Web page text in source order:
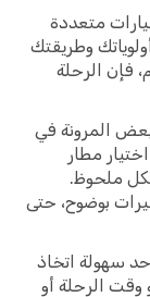
متعددة
وطريقتك
فإن الرحلة
المرونة في
مطار
ملحوظ.
بوضوح، حتى
سهولة اتخاذ
وقت الرحلة أو